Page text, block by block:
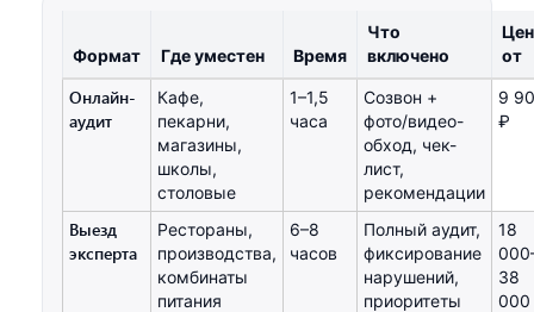
Формат Где уместен Время
Что
включено
от
Онлайн-
аудит
Кафе,
пекарни,
магазины,
школы,
столовые
1–1,5
часа
Созвон +
фото/видео-
обход, чек-
лист,
рекомендации
9
₽
Выезд
эксперта
Рестораны,
производства,
комбинаты
питания
6–8
часов
Полный аудит,
фиксирование
нарушений,
приоритеты
18
38